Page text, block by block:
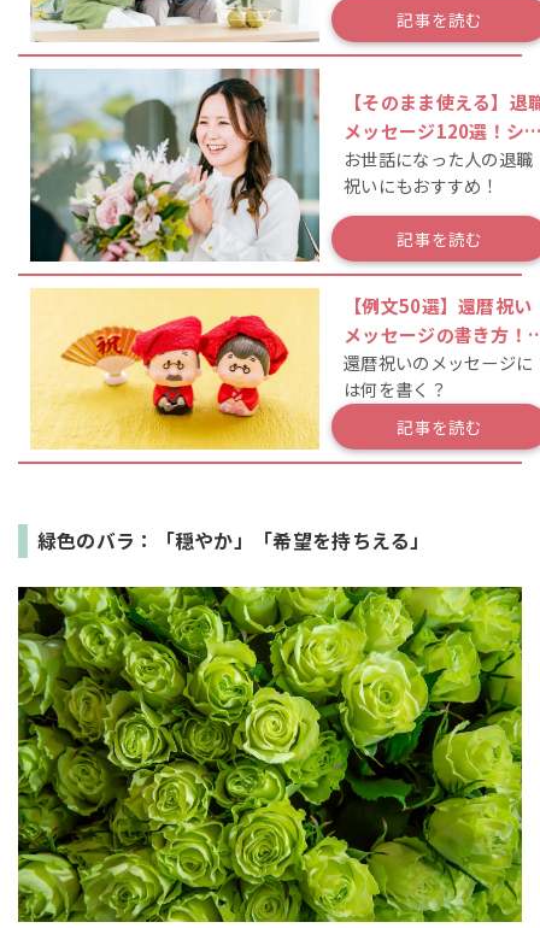
記事を読む
【そのまま使える】退
メッセージ120選！シ
プルな一言や相手別の
文は？
お世話になった人の退職
祝いにもおすすめ！
記事を読む
【例文50選】還暦祝い
メッセージの書き方！
謝を伝える一言とマナ
は？
還暦祝いのメッセージに
は何を書く？
記事を読む
緑色のバラ：「穏やか」「希望を持ちえる」